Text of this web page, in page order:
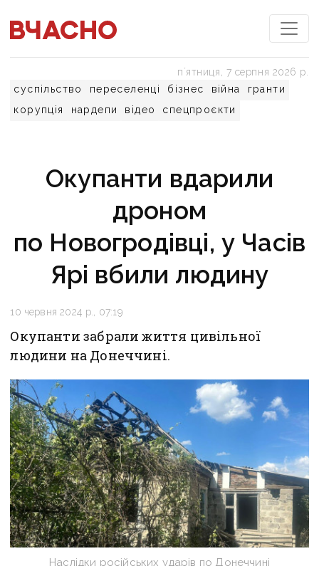
суспільство переселенці бізнес війна
гранти
корупція
нардепи відео спецпроєкти
пʼятниця, 7 серпня 2026 р.
Окупанти вдарили
дроном
по Новогродівці, у Часів
Ярі вбили людину
10 червня 2024 р., 07:19
Окупанти забрали життя цивільної
людини на Донеччині.
Наслідки російських ударів по Донеччині